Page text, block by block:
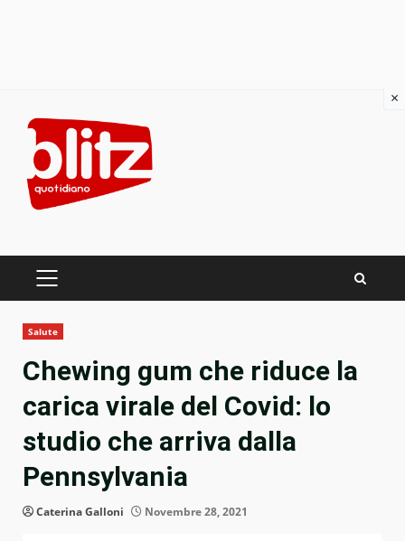
content
PRIMARY
Salute
Chewing gum che riduce la
carica virale del Covid: lo
studio che arriva dalla
Pennsylvania
Caterina Galloni Novembre 28, 2021
×